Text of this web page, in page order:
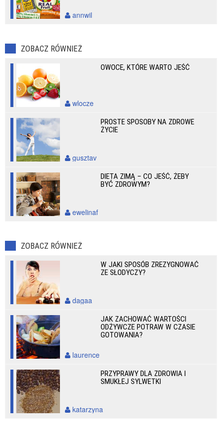
annwil
ZOBACZ RÓWNIEŻ
OWOCE, KTÓRE WARTO JEŚĆ
wlocze
PROSTE SPOSOBY NA ZDROWE
ŻYCIE
gusztav
DIETA ZIMĄ – CO JEŚĆ, ŻEBY
BYĆ ZDROWYM?
ewelinaf
ZOBACZ RÓWNIEŻ
W JAKI SPOSÓB ZREZYGNOWAĆ
ZE SŁODYCZY?
dagaa
JAK ZACHOWAĆ WARTOŚCI
ODŻYWCZE POTRAW W CZASIE
GOTOWANIA?
laurence
PRZYPRAWY DLA ZDROWIA I
SMUKŁEJ SYLWETKI
katarzyna